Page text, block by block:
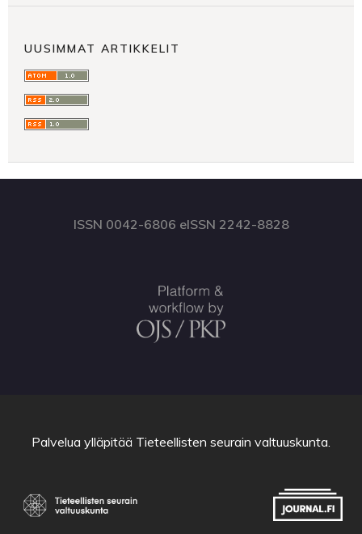
UUSIMMAT ARTIKKELIT
ISSN 0042-6806 eISSN 2242-8828
Palvelua ylläpitää Tieteellisten seurain valtuuskunta.